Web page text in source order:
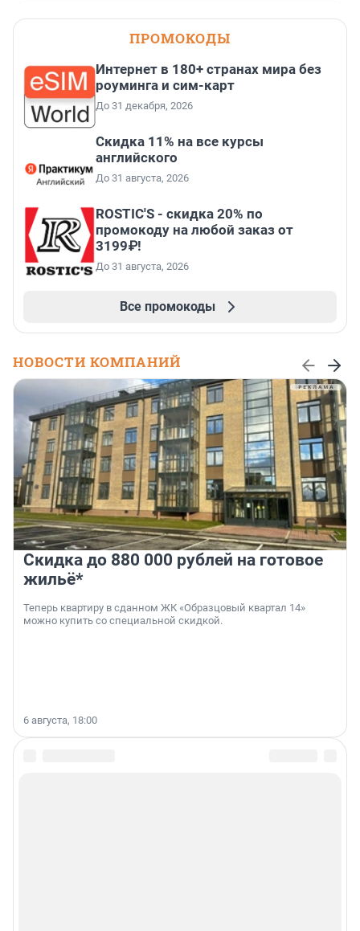
ПРОМОКОДЫ
Интернет в 180+ странах мира без
роуминга и сим-карт
До 31 декабря, 2026
Скидка 11% на все курсы
английского
До 31 августа, 2026
ROSTIC'S - скидка 20% по
промокоду на любой заказ от
3199₽!
До 31 августа, 2026
Все промокоды
НОВОСТИ КОМПАНИЙ
Скидка до 880 000 рублей на готовое
жильё*
Теперь квартиру в сданном ЖК «Образцовый квартал 14»
можно купить со специальной скидкой.
6 августа, 18:00